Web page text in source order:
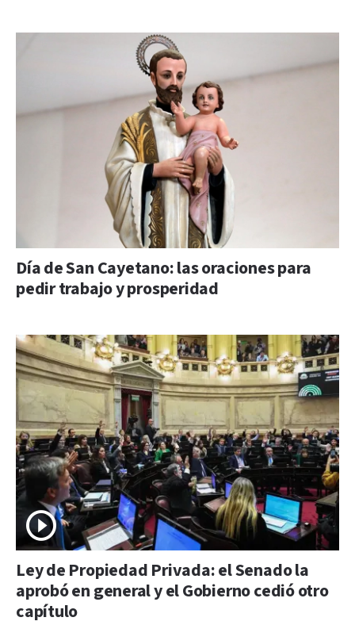
Día de San Cayetano: las oraciones para
pedir trabajo y prosperidad
Ley de Propiedad Privada: el Senado la
aprobó en general y el Gobierno cedió otro
capítulo